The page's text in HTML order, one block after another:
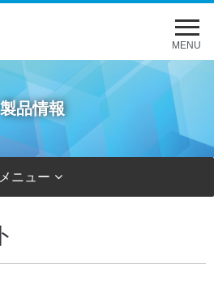
メ
ニ
ー
を
開
く
MENU
製品情報
メニュー